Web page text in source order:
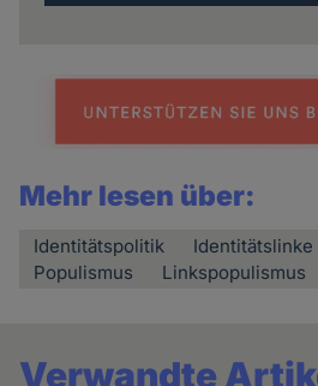
Mehr lesen über:
Identitätspolitik Identitätslinke
Populismus
Linkspopulismus
Verwandte